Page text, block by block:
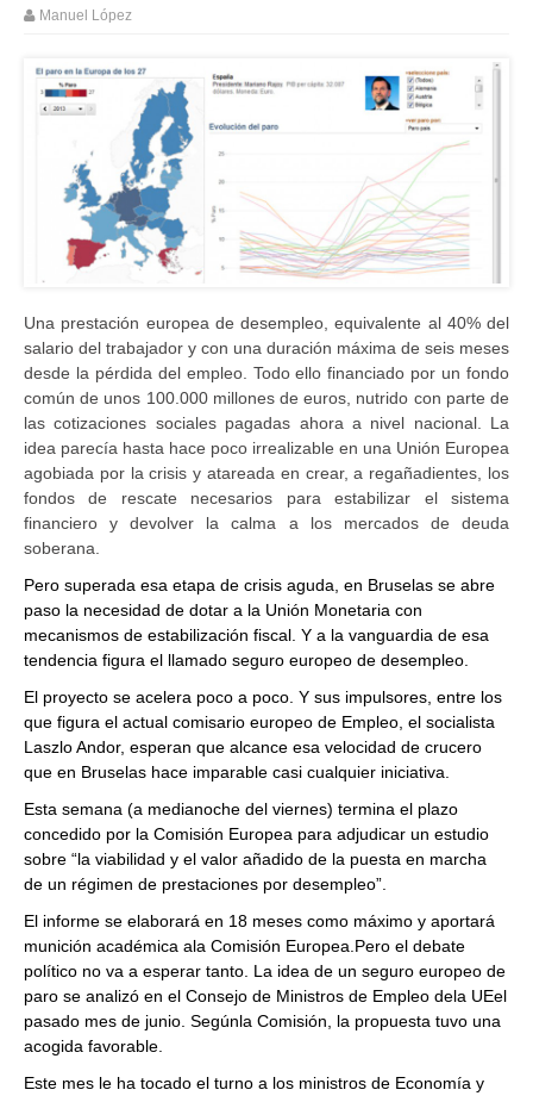
Manuel López
Una prestación europea de desempleo, equivalente al 40% del
salario del trabajador y con una duración máxima de seis meses
desde la pérdida del empleo. Todo ello financiado por un fondo
común de unos 100.000 millones de euros, nutrido con parte de
las cotizaciones sociales pagadas ahora a nivel nacional. La
idea parecía hasta hace poco irrealizable en una Unión Europea
agobiada por la crisis y atareada en crear, a regañadientes, los
fondos de rescate necesarios para estabilizar el sistema
financiero y devolver la calma a los mercados de deuda
soberana.
Pero superada esa etapa de crisis aguda, en Bruselas se abre
paso la necesidad de dotar a la Unión Monetaria con
mecanismos de estabilización fiscal. Y a la vanguardia de esa
tendencia figura el llamado seguro europeo de desempleo.
El proyecto se acelera poco a poco. Y sus impulsores, entre los
que figura el actual comisario europeo de Empleo, el socialista
Laszlo Andor, esperan que alcance esa velocidad de crucero
que en Bruselas hace imparable casi cualquier iniciativa.
Esta semana (a medianoche del viernes) termina el plazo
concedido por la Comisión Europea para adjudicar un estudio
sobre “la viabilidad y el valor añadido de la puesta en marcha
de un régimen de prestaciones por desempleo”.
El informe se elaborará en 18 meses como máximo y aportará
munición académica ala Comisión Europea.Pero el debate
político no va a esperar tanto. La idea de un seguro europeo de
paro se analizó en el Consejo de Ministros de Empleo dela UEel
pasado mes de junio. Segúnla Comisión, la propuesta tuvo una
acogida favorable.
Este mes le ha tocado el turno a los ministros de Economía y